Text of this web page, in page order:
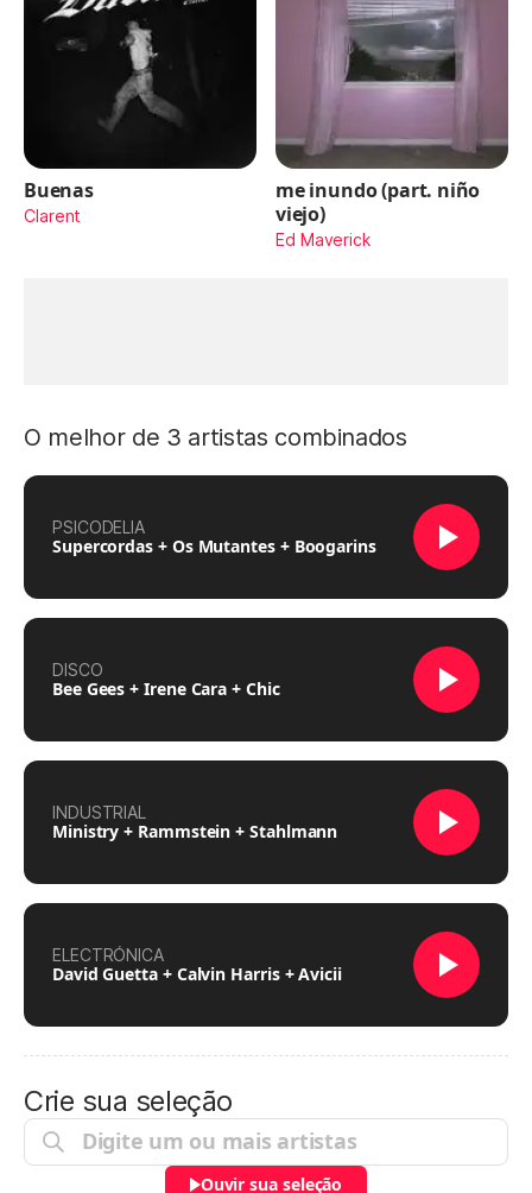
Buenas
Clarent
me inundo (part. niño
viejo)
Ed Maverick
O melhor de 3 artistas combinados
PSICODELIA
Supercordas + Os Mutantes + Boogarins
DISCO
Bee Gees + Irene Cara + Chic
INDUSTRIAL
Ministry + Rammstein + Stahlmann
ELECTRÓNICA
David Guetta + Calvin Harris + Avicii
Crie sua seleção
Ouvir sua seleção